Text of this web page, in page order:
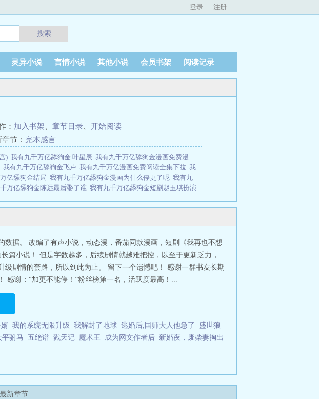
登录 注册
搜索
灵异小说 言情小说 其他小说 会员书架 阅读记录
： 加入书架 章节目录
开始阅读
节： 完本感言
) 我有九千万亿舔狗金 叶星辰 我有九千万亿舔狗金漫画免费漫
我有九千万亿舔狗金飞卢 我有九千万亿漫画免费阅读全集下拉 我
亿舔狗金结局 我有九千万亿舔狗金漫画为什么停更了呢 我有九
万亿舔狗金陈远最后娶了谁 我有九千万亿舔狗金短剧赵玉琪扮演
有九千万亿舔狗金短剧徐乐乐是谁扮演的我有九千万亿舔狗金
万亿舔狗金陈远TXT我有九千万亿舔狗金 1748我有九千万亿舔
万亿舔狗金加料版我有九千万亿舔狗金(系统)我有九千万亿舔狗
金林飞 我有九千万亿舔狗金徐乐乐最后怎么样了在一起了吗
我有
有九千万亿舔狗金漫画免费观看漫画 我有九千万亿舔狗金抖音短剧
演者我有九千万亿舔狗金八零我有九千万亿舔狗金男主先和谁确
费抖音短剧我有九千万亿舔狗金抖剧我有九千万亿舔狗金 TXT 笔
亿舔狗金等级分布
金男主拿一血是谁拿的
九千万亿舔狗金真人短剧我有九千万亿舔狗金txt免费
我有九千
舔狗金 漫画下拉式免费
我有九千万亿舔狗金陈远在线观看免费
狗金 保安我有九千万亿舔狗金剧场版我有九千万亿舔狗金境界
九千万亿舔狗金抖音短剧完整版
数据。 改编了有声小说，动态漫，番茄同款漫画，短剧《我再也不想
篇小说！ 但是字数越多，后续剧情就越难把控，以至于更新乏力，
剧情的套路，所以到此为止。 留下一个遗憾吧！ 感谢一群书友长期
感谢：“加更不能停！”粉丝榜第一名，活跃度最高！...
我的系统无限升级 我解封了地球 逃婚后,国师大人他急了
盛世狼
平驸马 五绝谱 戮天记 魔术王 成为网文作者后 新婚夜，废柴妻掏出
新章节